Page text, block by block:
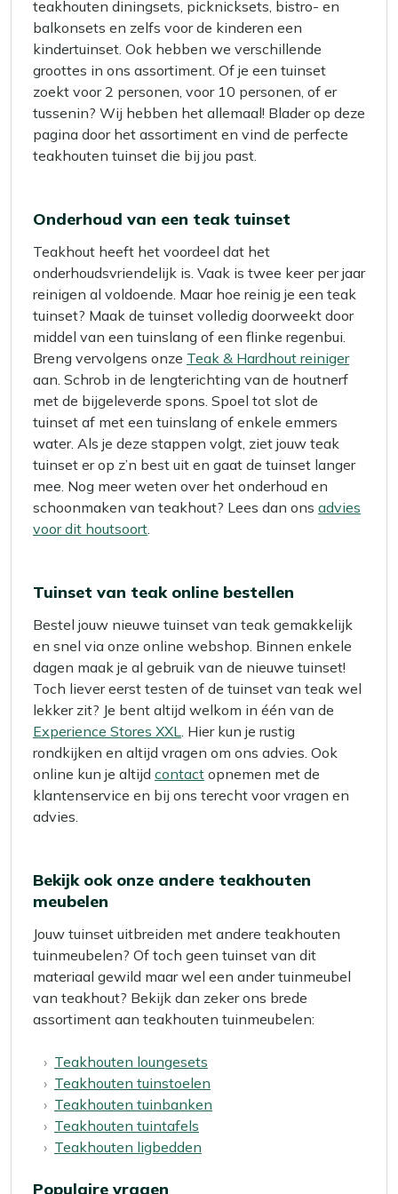
teakhouten diningsets, picknicksets, bistro- en
balkonsets en zelfs voor de kinderen een
kindertuinset. Ook hebben we verschillende
groottes in ons assortiment. Of je een tuinset
zoekt voor 2 personen, voor 10 personen, of er
tussenin? Wij hebben het allemaal! Blader op deze
pagina door het assortiment en vind de perfecte
teakhouten tuinset die bij jou past.
Onderhoud van een teak tuinset
Teakhout heeft het voordeel dat het
onderhoudsvriendelijk is. Vaak is twee keer per jaar
reinigen al voldoende. Maar hoe reinig je een teak
tuinset? Maak de tuinset volledig doorweekt door
middel van een tuinslang of een flinke regenbui.
Breng vervolgens onze Teak & Hardhout reiniger
aan. Schrob in de lengterichting van de houtnerf
met de bijgeleverde spons. Spoel tot slot de
tuinset af met een tuinslang of enkele emmers
water. Als je deze stappen volgt, ziet jouw teak
tuinset er op z’n best uit en gaat de tuinset langer
mee. Nog meer weten over het onderhoud en
schoonmaken van teakhout? Lees dan ons advies
voor dit houtsoort.
Tuinset van teak online bestellen
Bestel jouw nieuwe tuinset van teak gemakkelijk
en snel via onze online webshop. Binnen enkele
dagen maak je al gebruik van de nieuwe tuinset!
Toch liever eerst testen of de tuinset van teak wel
lekker zit? Je bent altijd welkom in één van de
Experience Stores XXL. Hier kun je rustig
rondkijken en altijd vragen om ons advies. Ook
online kun je altijd contact opnemen met de
klantenservice en bij ons terecht voor vragen en
advies.
Bekijk ook onze andere teakhouten
meubelen
Jouw tuinset uitbreiden met andere teakhouten
tuinmeubelen? Of toch geen tuinset van dit
materiaal gewild maar wel een ander tuinmeubel
van teakhout? Bekijk dan zeker ons brede
assortiment aan teakhouten tuinmeubelen:
Teakhouten loungesets
Teakhouten tuinstoelen
Teakhouten tuinbanken
Teakhouten tuintafels
Teakhouten ligbedden
Populaire vragen